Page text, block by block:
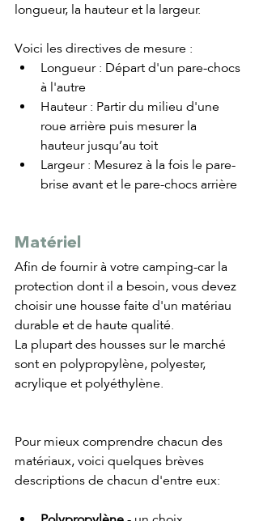
longueur, la hauteur et la largeur.
Voici les directives de mesure :
Longueur : Départ d'un pare-chocs
à l'autre
Hauteur : Partir du milieu d'une
roue arrière puis mesurer la
hauteur jusqu’au toit
Largeur : Mesurez à la fois le pare-
brise avant et le pare-chocs arrière
Matériel
Afin de fournir à votre camping-car la
protection dont il a besoin, vous devez
choisir une housse faite d'un matériau
durable et de haute qualité.
La plupart des housses sur le marché
sont en polypropylène, polyester,
acrylique et polyéthylène.
Pour mieux comprendre chacun des
matériaux, voici quelques brèves
descriptions de chacun d'entre eux: